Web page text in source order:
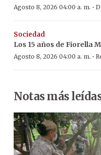
Agosto 8, 2026 04:00 a. m. ·
Sociedad
Los 15 años de Fiorella
Agosto 8, 2026 04:00 a. m. ·
Notas más